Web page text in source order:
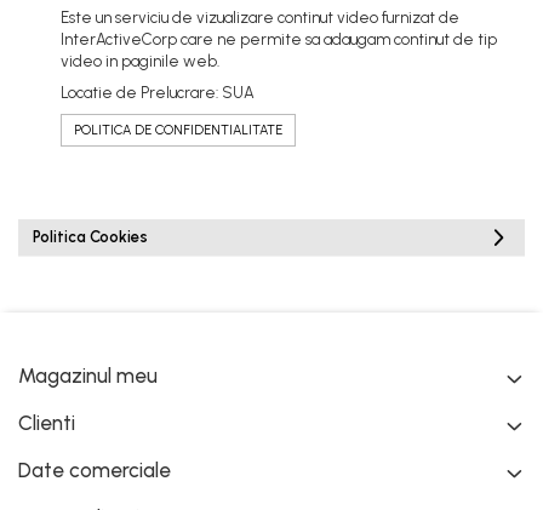
Este un serviciu de vizualizare continut video furnizat de
InterActiveCorp care ne permite sa adaugam continut de tip
video in paginile web.
Locatie de Prelucrare: SUA
POLITICA DE CONFIDENTIALITATE
Politica Cookies
Magazinul meu
Clienti
Date comerciale